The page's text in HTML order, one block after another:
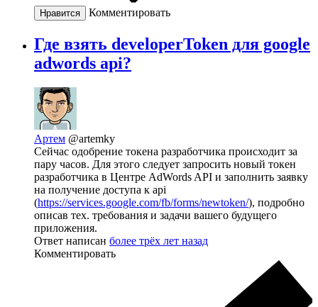
Нравится Комментировать
Где взять developerToken для google
adwords api?
Артем @artemky
Сейчас одобрение токена разработчика происходит за
пару часов. Для этого следует запросить новый токен
разработчика в Центре AdWords API и заполнить заявку
на получение доступа к api
(https://services.google.com/fb/forms/newtoken/), подробно
описав тех. требования и задачи вашего будущего
приложения.
Ответ написан более трёх лет назад
Комментировать